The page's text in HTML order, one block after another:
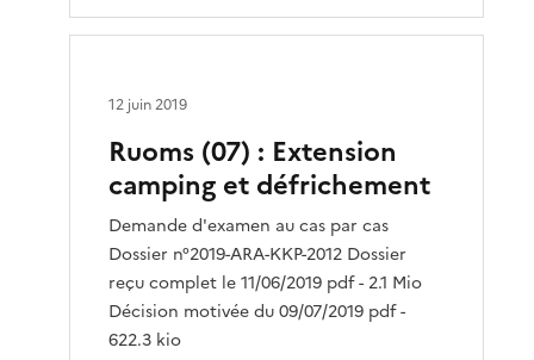
Ruoms (07) : Extension
camping et défrichement
Demande d'examen au cas par cas
Dossier n°2019-ARA-KKP-2012 Dossier
reçu complet le 11/06/2019 pdf - 2.1 Mio
Décision motivée du 09/07/2019 pdf -
622.3 kio
12 juin 2019